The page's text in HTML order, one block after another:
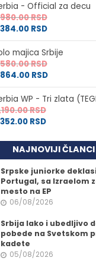
- Official za decu
RSD
RSD
majica Srbije
RSD
RSD
WP - Tri zlata
RSD
RSD
NAJNOVIJI ČLANCI
Srpske juniorke
Portugal, sa Izraelom
mesto na EP
06/08/2026
Srbija lako i ubedljivo
pobede na Svetskom
kadete
05/08/2026